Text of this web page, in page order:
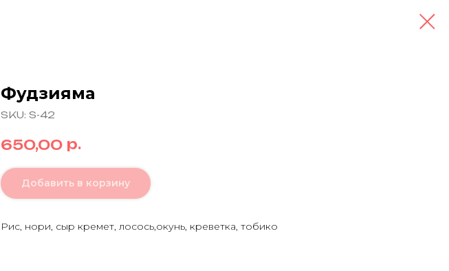
Фудзияма
SKU: S-42
650,00 р.
Добавить в корзину
Рис, нори, сыр кремет, лосось,окунь, креветка, тобико